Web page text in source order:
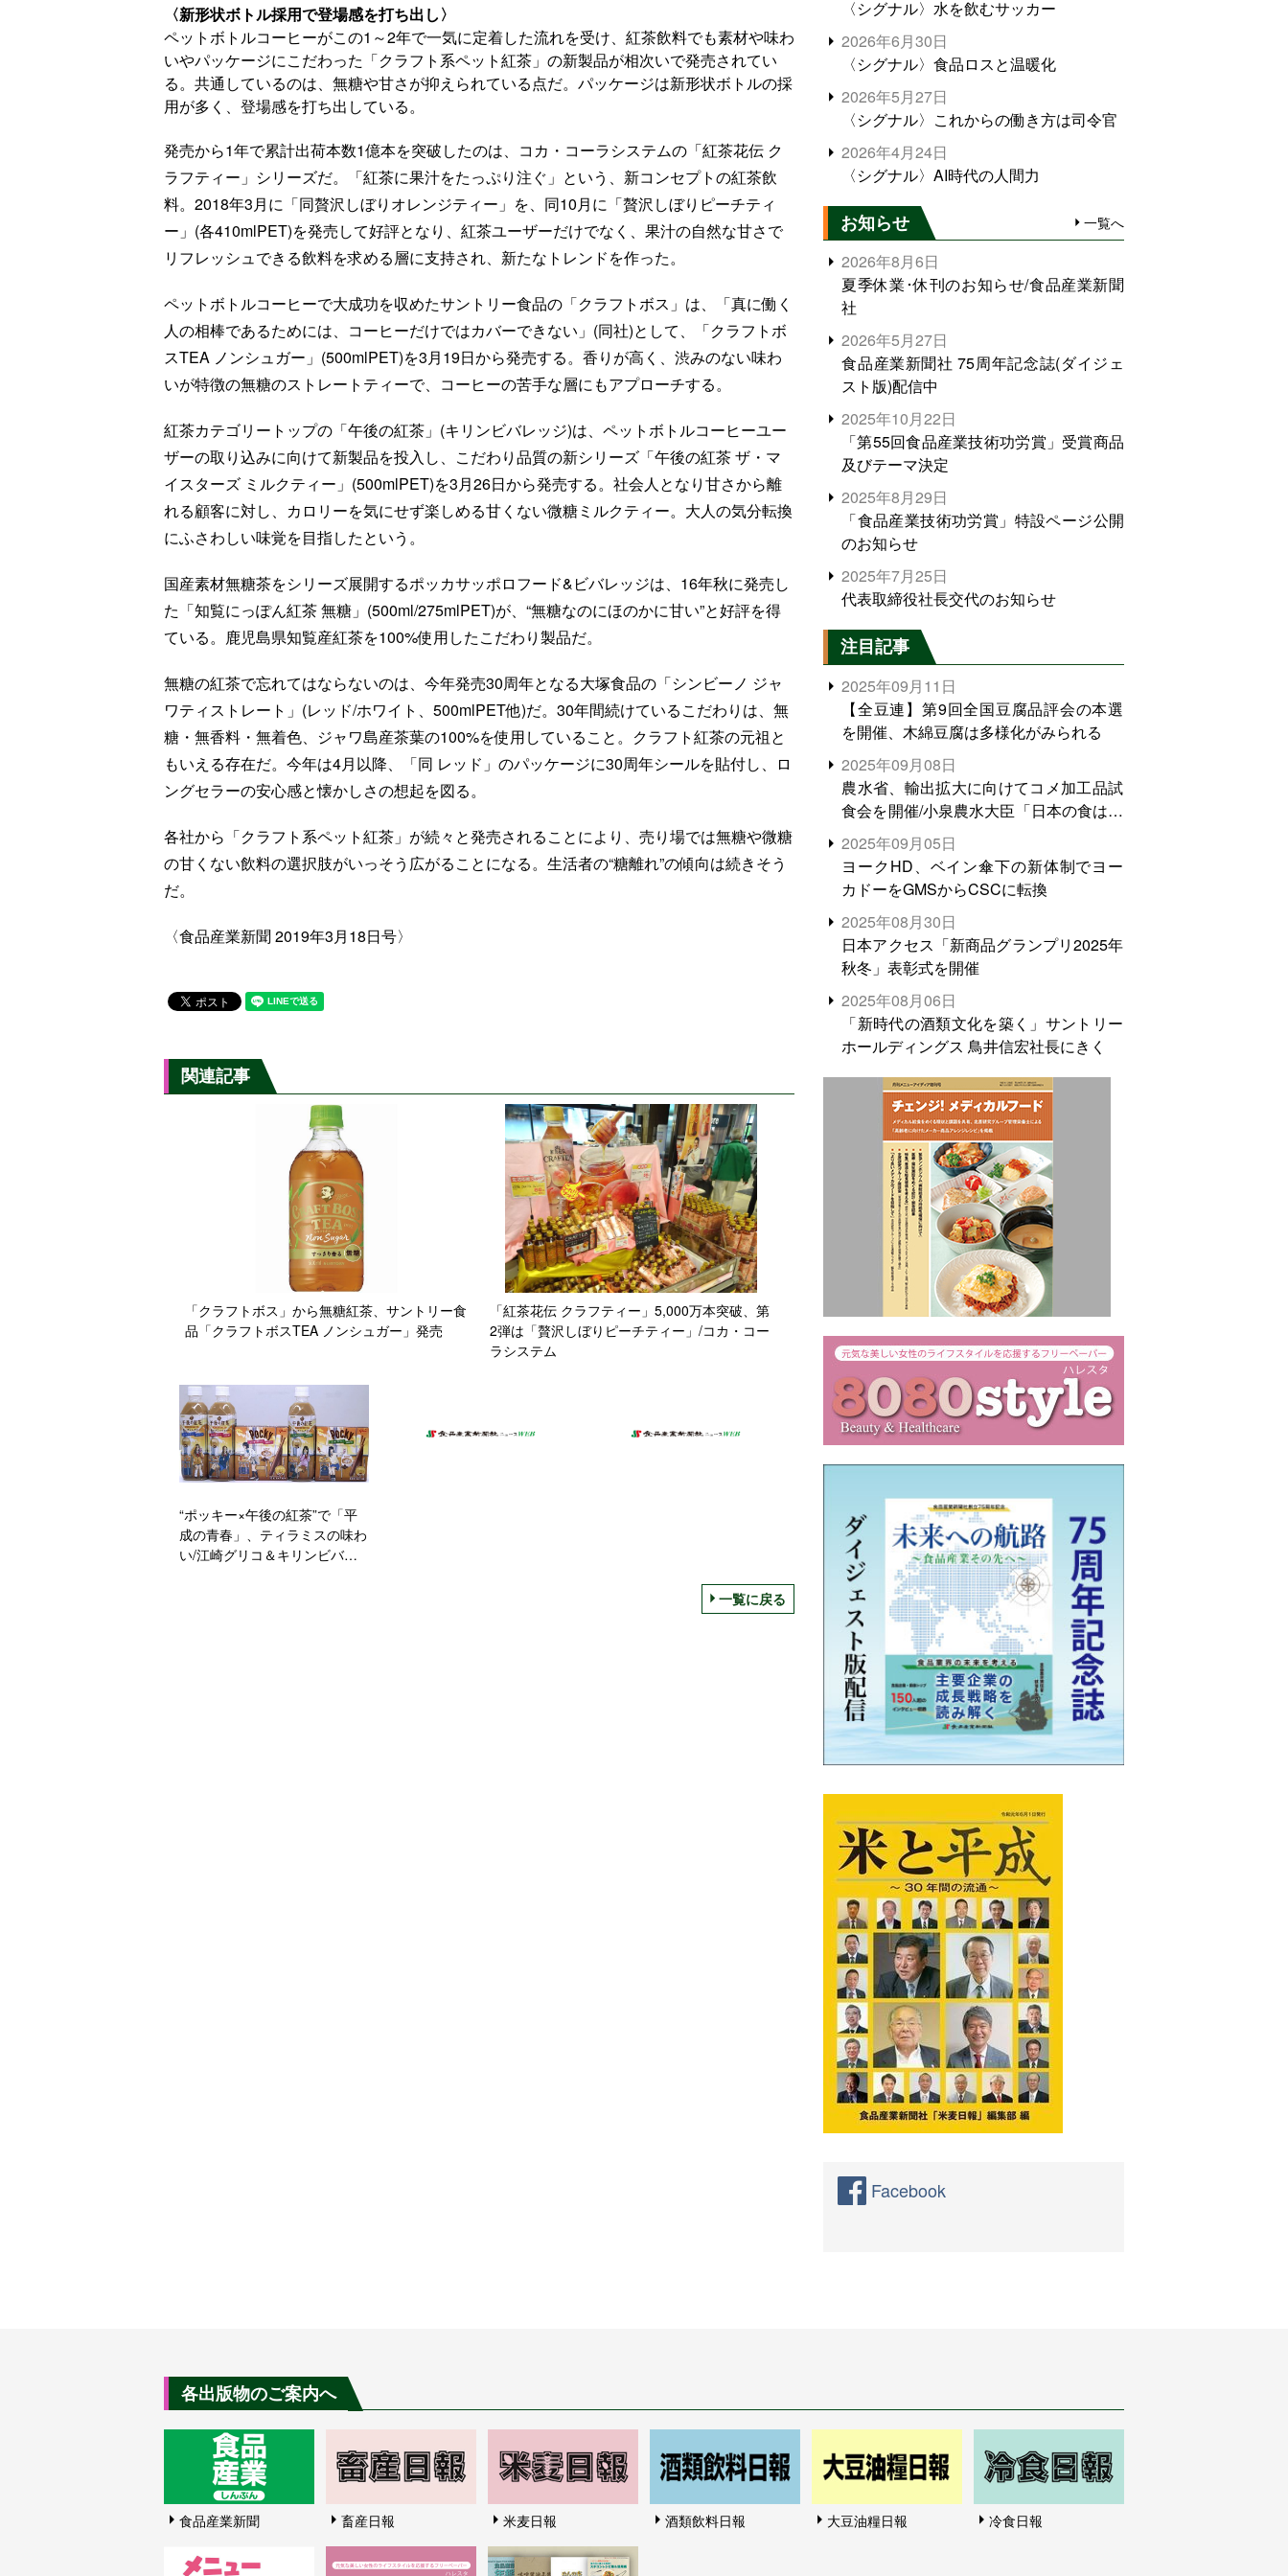
〈新形状ボトル採用で登場感を打ち出し〉
ペットボトルコーヒーがこの1～2年で一気に定着した流れを受け、紅茶飲料でも素材や味わ
いやパッケージにこだわった「クラフト系ペット紅茶」の新製品が相次いで発売されてい
る。共通しているのは、無糖や甘さが抑えられている点だ。パッケージは新形状ボトルの採
用が多く、登場感を打ち出している。
発売から1年で累計出荷本数1億本を突破したのは、コカ・コーラシステムの「紅茶花伝 ク
ラフティー」シリーズだ。「紅茶に果汁をたっぷり注ぐ」という、新コンセプトの紅茶飲
料。2018年3月に「同贅沢しぼりオレンジティー」を、同10月に「贅沢しぼりピーチティ
ー」(各410mlPET)を発売して好評となり、紅茶ユーザーだけでなく、果汁の自然な甘さで
リフレッシュできる飲料を求める層に支持され、新たなトレンドを作った。
ペットボトルコーヒーで大成功を収めたサントリー食品の「クラフトボス」は、「真に働く
人の相棒であるためには、コーヒーだけではカバーできない」(同社)として、「クラフトボ
スTEA ノンシュガー」(500mlPET)を3月19日から発売する。香りが高く、渋みのない味わ
いが特徴の無糖のストレートティーで、コーヒーの苦手な層にもアプローチする。
紅茶カテゴリートップの「午後の紅茶」(キリンビバレッジ)は、ペットボトルコーヒーユー
ザーの取り込みに向けて新製品を投入し、こだわり品質の新シリーズ「午後の紅茶 ザ・マ
イスターズ ミルクティー」(500mlPET)を3月26日から発売する。社会人となり甘さから離
れる顧客に対し、カロリーを気にせず楽しめる甘くない微糖ミルクティー。大人の気分転換
にふさわしい味覚を目指したという。
国産素材無糖茶をシリーズ展開するポッカサッポロフード&ビバレッジは、16年秋に発売し
た「知覧にっぽん紅茶 無糖」(500ml/275mlPET)が、“無糖なのにほのかに甘い”と好評を得
ている。鹿児島県知覧産紅茶を100%使用したこだわり製品だ。
無糖の紅茶で忘れてはならないのは、今年発売30周年となる大塚食品の「シンビーノ ジャ
ワティストレート」(レッド/ホワイト、500mlPET他)だ。30年間続けているこだわりは、無
糖・無香料・無着色、ジャワ島産茶葉の100%を使用していること。クラフト紅茶の元祖と
もいえる存在だ。今年は4月以降、「同 レッド」のパッケージに30周年シールを貼付し、ロ
ングセラーの安心感と懐かしさの想起を図る。
各社から「クラフト系ペット紅茶」が続々と発売されることにより、売り場では無糖や微糖
の甘くない飲料の選択肢がいっそう広がることになる。生活者の“糖離れ”の傾向は続きそう
だ。
〈食品産業新聞 2019年3月18日号〉
関連記事
「クラフトボス」から無糖紅茶、サントリー食
品「クラフトボスTEA ノンシュガー」発売
「紅茶花伝 クラフティー」5,000万本突破、第
2弾は「贅沢しぼりピーチティー」/コカ・コー
ラシステム
“ポッキー×午後の紅茶”で「平
成の青春」、ティラミスの味わ
い/江崎グリコ＆キリンビバレ
一覧に戻る
〈シグナル〉水を飲むサッカー
2026年6月30日
〈シグナル〉食品ロスと温暖化
2026年5月27日
〈シグナル〉これからの働き方は司令官
2026年4月24日
〈シグナル〉AI時代の人間力
お知らせ 一覧へ
2026年8月6日
夏季休業･休刊のお知らせ/食品産業新聞
社
2026年5月27日
食品産業新聞社 75周年記念誌(ダイジェ
スト版)配信中
2025年10月22日
「第55回食品産業技術功労賞」受賞商品
及びテーマ決定
2025年8月29日
「食品産業技術功労賞」特設ページ公開
のお知らせ
2025年7月25日
代表取締役社長交代のお知らせ
注目記事
2025年09月11日
【全豆連】第9回全国豆腐品評会の本選
を開催、木綿豆腐は多様化がみられる
2025年09月08日
農水省、輸出拡大に向けてコメ加工品試
食会を開催/小泉農水大臣「日本の食は世
界でトップをとれる。米増産に向けて、
米輸出需要の拡大を」
2025年09月05日
ヨークHD、ベイン傘下の新体制でヨー
カドーをGMSからCSCに転換
2025年08月30日
日本アクセス「新商品グランプリ2025年
秋冬」表彰式を開催
2025年08月06日
「新時代の酒類文化を築く」サントリー
ホールディングス 鳥井信宏社長にきく
Facebook
各出版物のご案内へ
食品産業新聞 畜産日報 米麦日報 酒類飲料日報 大豆油糧日報 冷食日報